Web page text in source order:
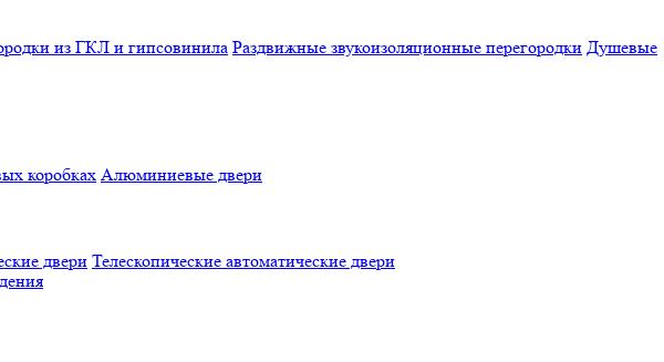
из ГКЛ и гипсовинила Раздвижные звукоизоляционные перегородки Душевые
коробках Алюминиевые двери
двери Телескопические автоматические двери